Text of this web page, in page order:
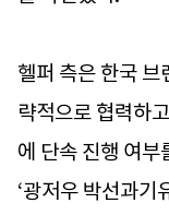
헬퍼 측은 한국 브
략적으로 협력하
에 단속 진행 여
‘광저우 박선과기